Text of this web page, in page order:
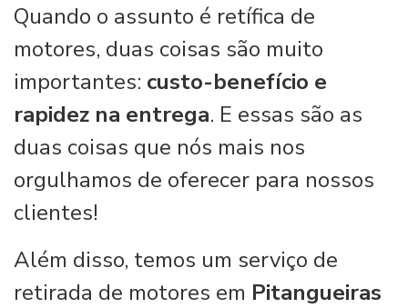
Quando o assunto é retífica de
motores, duas coisas são muito
importantes: custo-benefício e
rapidez na entrega. E essas são as
duas coisas que nós mais nos
orgulhamos de oferecer para nossos
clientes!
Além disso, temos um serviço de
retirada de motores em Pitangueiras